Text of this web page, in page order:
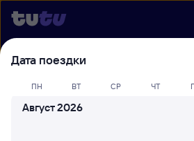
Выберите день, чтобы
билеты Белгород —
Петербург-Главн.
Дата поездки
ПН ВТ СР ЧТ
Август 2026